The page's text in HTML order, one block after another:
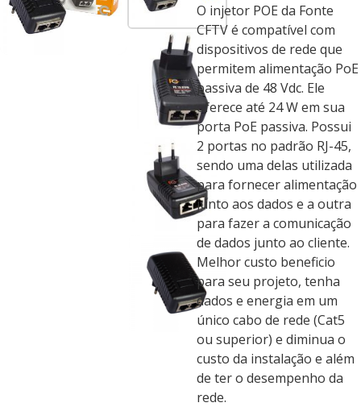
O injetor POE da Fonte
CFTV é compatível com
dispositivos de rede que
permitem alimentação PoE
passiva de 48 Vdc. Ele
oferece até 24 W em sua
porta PoE passiva. Possui
2 portas no padrão RJ-45,
sendo uma delas utilizada
para fornecer alimentação
junto aos dados e a outra
para fazer a comunicação
de dados junto ao cliente.
Melhor custo beneficio
para seu projeto, tenha
dados e energia em um
único cabo de rede (Cat5
ou superior) e diminua o
custo da instalação e além
de ter o desempenho da
rede.